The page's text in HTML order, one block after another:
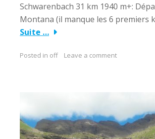
Schwarenbach 31 km 1940 m+:
Montana (il manque les 6 premiers
Suite …
Posted in off Leave a comment